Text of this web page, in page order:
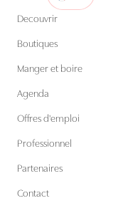
Decouvrir
Boutiques
Manger et boire
Agenda
Offres d'emploi
Professionnel
Partenaires
Contact